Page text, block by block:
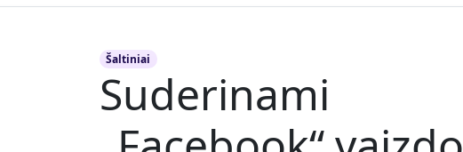
Šaltiniai
Suderinami